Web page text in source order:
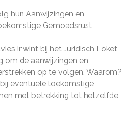
hun Aanwijzingen en
Gemoedsrust
inwint bij het Juridisch Loket,
om de aanwijzingen en
op te volgen. Waarom?
eventuele toekomstige
met betrekking tot hetzelfde